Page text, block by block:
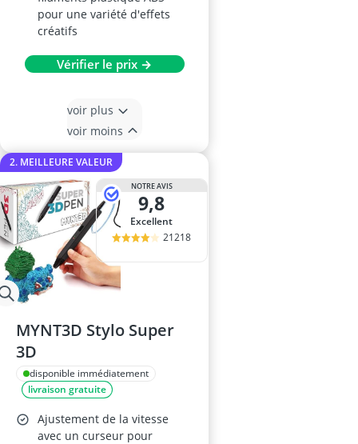
pour une variété d'effets
créatifs
Vérifier le prix →
voir plus
voir moins
2. MEILLEURE VALEUR
NOTRE AVIS
9,8
Excellent
21218
MYNT3D Stylo Super
3D
disponible immédiatement
livraison gratuite
Ajustement de la vitesse
avec un curseur pour